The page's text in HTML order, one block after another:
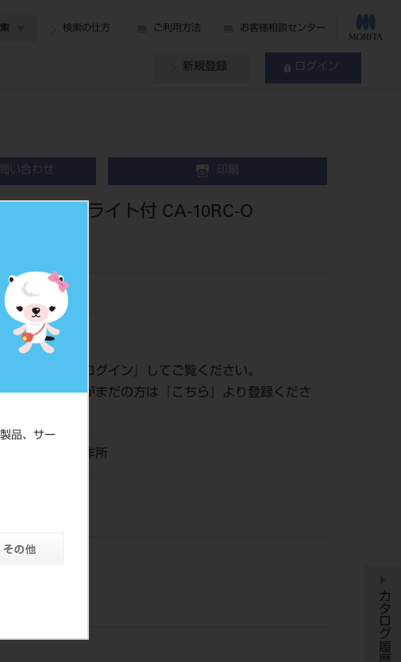
品、サー
検索の仕方 ご利用方法 お客様相談センター
新規登録 ログイン
い合わせ 印刷
コントラ ライト付 CA-10RC-O
101900460
4548213021291
ログイン 』してご覧ください。
ット会員登録がまだの方は『
こちら
』より登録くださ
（株）モリタ製作所
カタログ履歴